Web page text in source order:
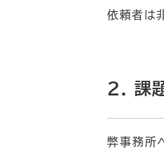
依頼者は
2. 課
弊事務所